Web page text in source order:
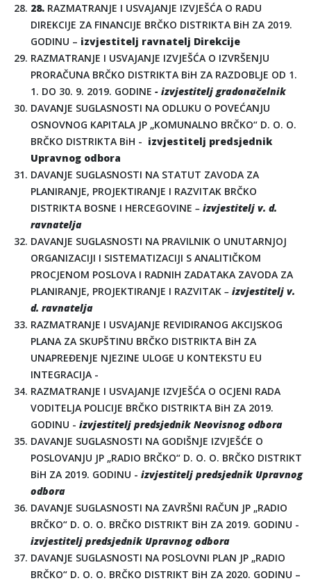
28. RAZMATRANJE I USVAJANJE IZVJEŠĆA O RADU
DIREKCIJE ZA FINANCIJE BRČKO DISTRIKTA BiH ZA 2019.
GODINU – izvjestitelj ravnatelj Direkcije
RAZMATRANJE I USVAJANJE IZVJEŠĆA O IZVRŠENJU
PRORAČUNA BRČKO DISTRIKTA BiH ZA RAZDOBLJE OD 1.
1. DO 30. 9. 2019. GODINE - izvjestitelj gradonačelnik
DAVANJE SUGLASNOSTI NA ODLUKU O POVEĆANJU
OSNOVNOG KAPITALA JP „KOMUNALNO BRČKO“ D. O. O.
BRČKO DISTRIKTA BiH - izvjestitelj predsjednik
Upravnog odbora
DAVANJE SUGLASNOSTI NA STATUT ZAVODA ZA
PLANIRANJE, PROJEKTIRANJE I RAZVITAK BRČKO
DISTRIKTA BOSNE I HERCEGOVINE – izvjestitelj v. d.
ravnatelja
DAVANJE SUGLASNOSTI NA PRAVILNIK O UNUTARNJOJ
ORGANIZACIJI I SISTEMATIZACIJI S ANALITIČKOM
PROCJENOM POSLOVA I RADNIH ZADATAKA ZAVODA ZA
PLANIRANJE, PROJEKTIRANJE I RAZVITAK – izvjestitelj v.
d. ravnatelja
RAZMATRANJE I USVAJANJE REVIDIRANOG AKCIJSKOG
PLANA ZA SKUPŠTINU BRČKO DISTRIKTA BiH ZA
UNAPREĐENJE NJEZINE ULOGE U KONTEKSTU EU
INTEGRACIJA -
RAZMATRANJE I USVAJANJE IZVJEŠĆA O OCJENI RADA
VODITELJA POLICIJE BRČKO DISTRIKTA BiH ZA 2019.
GODINU - izvjestitelj predsjednik Neovisnog odbora
DAVANJE SUGLASNOSTI NA GODIŠNJE IZVJEŠĆE O
POSLOVANJU JP „RADIO BRČKO“ D. O. O. BRČKO DISTRIKT
BiH ZA 2019. GODINU - izvjestitelj predsjednik Upravnog
odbora
DAVANJE SUGLASNOSTI NA ZAVRŠNI RAČUN JP „RADIO
BRČKO“ D. O. O. BRČKO DISTRIKT BiH ZA 2019. GODINU -
izvjestitelj predsjednik Upravnog odbora
DAVANJE SUGLASNOSTI NA POSLOVNI PLAN JP „RADIO
BRČKO“ D. O. O. BRČKO DISTRIKT BiH ZA 2020. GODINU –